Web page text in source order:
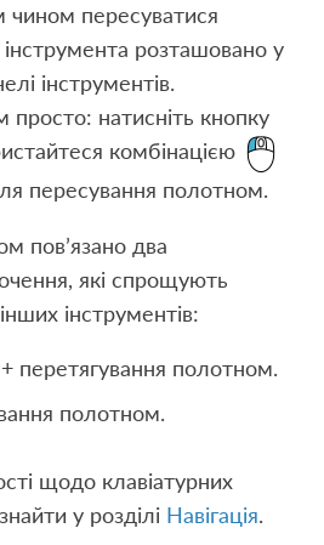
пересуватися
розташовано у
інструментів.
просто: натисніть кнопку
комбінацією
пересування полотном.
пов’язано два
які спрощують
інструментів:
+ перетягування полотном.
полотном.
щодо клавіатурних
у розділі Навігація.